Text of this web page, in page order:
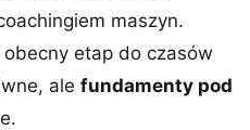
maszyn.
etap do czasów
ale fundamenty pod